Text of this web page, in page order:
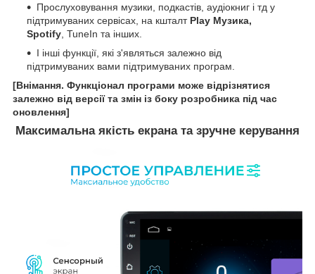
Прослуховування музики, подкастів, аудіокниг і тд у
підтримуваних сервісах, на кшталт Play Музика,
Spotify , TuneIn та інших.
І інші функції, які з'являться залежно від
підтримуваних вами підтримуваних програм.
[Внімання. Функціонал програми може відрізнятися
залежно від версії та змін із боку розробника під час
оновлення]
Максимальна якість екрана та зручне керування